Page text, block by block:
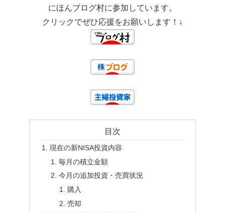
にほんブログ村に参加しています。
クリックでぜひ応援をお願いします！↓
目次
現在の新NISA投資内容
毎月の積立金額
今月の追加投資・売買状況
購入
売却